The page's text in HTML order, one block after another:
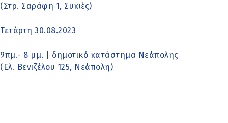
(Στρ. Σαράφη 1, Συκιές)
Τετάρτη 30.08.2023
9πμ.- 8 μμ. | δημοτικό κατάστημα Νεάπολης
(Ελ. Βενιζέλου 125, Νεάπολη)